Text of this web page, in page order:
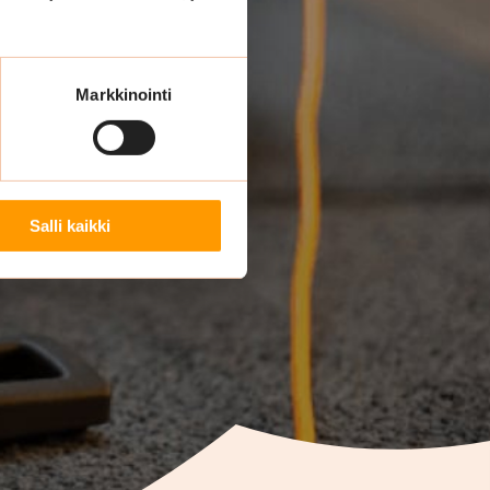
Markkinointi
Salli kaikki
työhösi